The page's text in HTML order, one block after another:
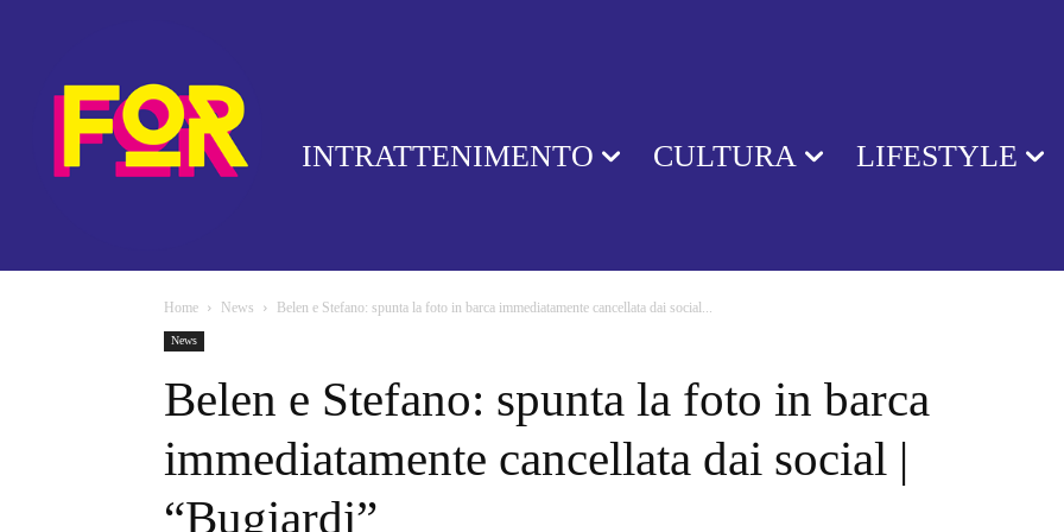
INTRATTENIMENTO CULTURA LIFESTYLE
Home News Belen e Stefano: spunta la foto in barca immediatamente cancellata dai social...
News
Belen e Stefano: spunta la foto in barca
immediatamente cancellata dai social |
“Bugiardi”